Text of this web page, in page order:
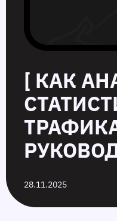
[ КАК
28.11.2025